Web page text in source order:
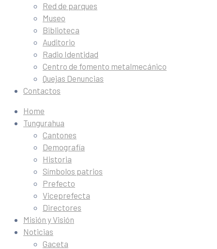
Red de parques
Museo
Biblioteca
Auditorio
Radio Identidad
Centro de fomento metalmecánico
Quejas Denuncias
Contactos
Home
Tungurahua
Cantones
Demografía
Historia
Símbolos patrios
Prefecto
Viceprefecta
Directores
Misión y Visión
Noticias
Gaceta